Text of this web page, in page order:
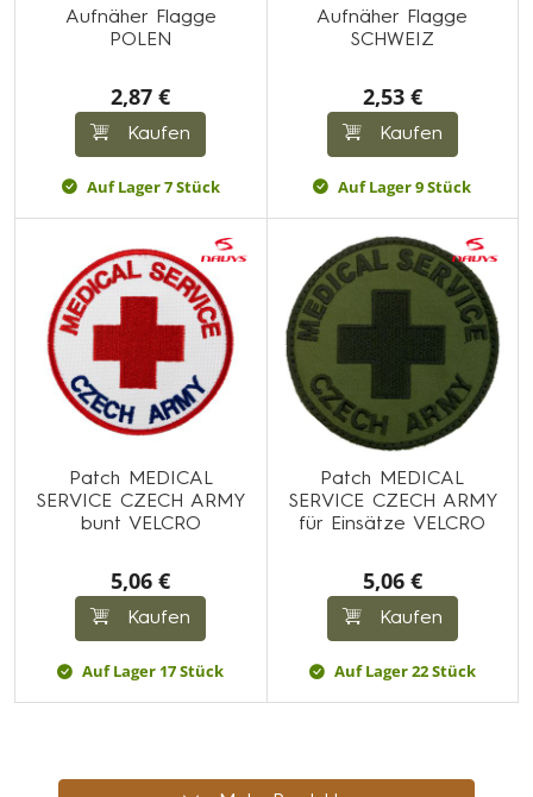
Aufnäher Flagge
POLEN
2,87 €
Kaufen
Auf Lager 7 Stück
Aufnäher Flagge
SCHWEIZ
2,53 €
Kaufen
Auf Lager 9 Stück
Patch MEDICAL
SERVICE CZECH ARMY
bunt VELCRO
5,06 €
Kaufen
Auf Lager 17 Stück
Patch MEDICAL
SERVICE CZECH ARMY
für Einsätze VELCRO
5,06 €
Kaufen
Auf Lager 22 Stück